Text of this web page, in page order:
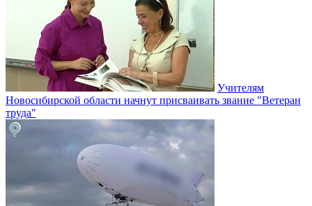
Учителям
Новосибирской области начнут присваивать звание "Ветеран
труда"